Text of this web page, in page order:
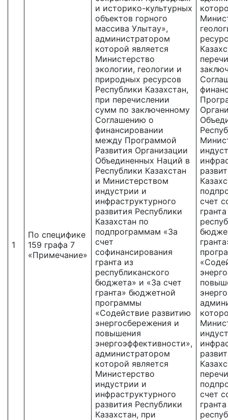
1
По специфике
159 графа 7
«Примечание»
и историко-культурных
объектов горного
массива Улытау»,
администратором
которой является
Министерство
экологии, геологии и
природных ресурсов
Республики Казахстан,
при перечислении
сумм по заключенному
Соглашению о
финансировании
между Программой
Развития Организации
Объединенных Наций в
Республики Казахстан
и Министерством
индустрии и
инфраструктурного
развития Республики
Казахстан по
подпрограммам «За
счет
софинансирования
гранта из
республиканского
бюджета» и «За счет
гранта» бюджетной
программы
«Содействие развитию
энергосбережения и
повышения
энергоэффективности»,
администратором
которой является
Министерство
индустрии и
инфраструктурного
развития Республики
Казахстан, при
счет
счет